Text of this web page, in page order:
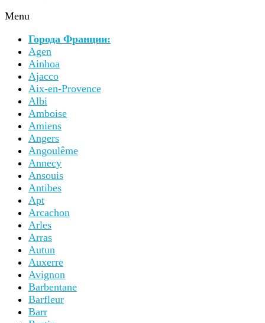
Menu
Города Франции:
Agen
Ainhoa
Ajacco
Aix-en-Provence
Albi
Amboise
Amiens
Angers
Angoulême
Annecy
Ansouis
Antibes
Apt
Arcachon
Arles
Arras
Autun
Auxerre
Avignon
Barbentane
Barfleur
Barr